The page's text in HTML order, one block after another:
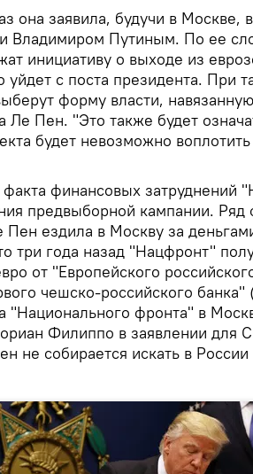
она заявила, будучи в Москве,
Владимиром Путиным. По ее
инициативу о выходе из
уйдет с поста президента. При
форму власти,
Ле Пен. "Это также будет
будет невозможно
финансовых затруднений
предвыборной кампании. Ряд
ездила в Москву за
три года назад "Нацфронт"
от "Европейского
чешско-российского
"Национального фронта" в
Филиппо в заявлении для
не собирается искать в России